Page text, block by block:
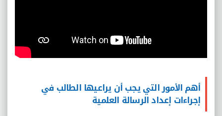
أهم الأمور التي يجب أن يراعيها الطالب في
إجراءات إعداد الرسالة العلمية